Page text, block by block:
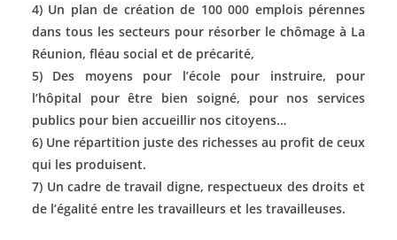
4) Un plan de création de 100 000 emplois pérennes
dans tous les secteurs pour résorber le chômage à La
Réunion, fléau social et de précarité,
5) Des moyens pour l’école pour instruire, pour
l’hôpital pour être bien soigné, pour nos services
publics pour bien accueillir nos citoyens…
6) Une répartition juste des richesses au profit de ceux
qui les produisent.
7) Un cadre de travail digne, respectueux des droits et
de l’égalité entre les travailleurs et les travailleuses.